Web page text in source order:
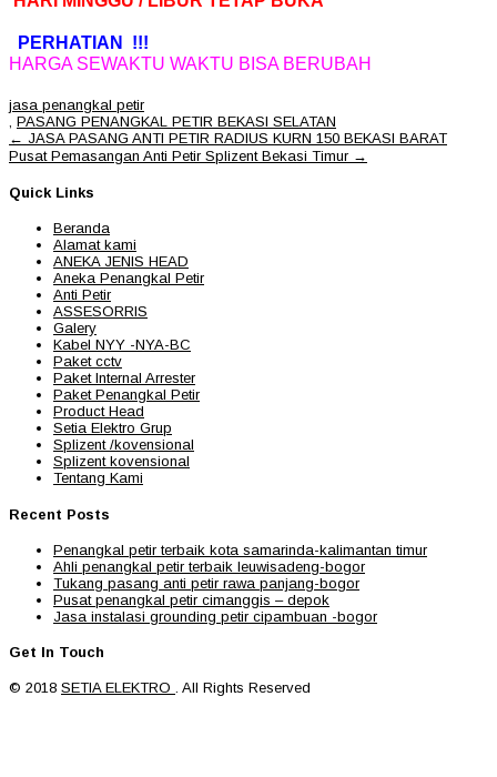
PERHATIAN !!!
HARGA SEWAKTU WAKTU BISA BERUBAH
jasa penangkal petir
PASANG PENANGKAL PETIR BEKASI SELATAN
Post
navigation
← JASA PASANG ANTI PETIR RADIUS KURN 150 BEKASI BARAT
Pusat Pemasangan Anti Petir Splizent Bekasi Timur →
Quick Links
Beranda
Alamat kami
ANEKA JENIS HEAD
Aneka Penangkal Petir
Anti Petir
ASSESORRIS
Galery
Kabel NYY -NYA-BC
Paket cctv
Paket Internal Arrester
Paket Penangkal Petir
Product Head
Setia Elektro Grup
Splizent /kovensional
Splizent kovensional
Tentang Kami
Recent Posts
Penangkal petir terbaik kota samarinda-kalimantan timur
Ahli penangkal petir terbaik leuwisadeng-bogor
Tukang pasang anti petir rawa panjang-bogor
Pusat penangkal petir cimanggis – depok
Jasa instalasi grounding petir cipambuan -bogor
Get In Touch
© 2018 SETIA ELEKTRO . All Rights Reserved